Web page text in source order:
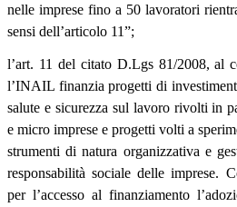
nelle imprese fino a 50 lavoratori
sensi dell’articolo 11”;
l’art. 11 del citato D.Lgs 81/2008, al
l’INAIL finanzia progetti di
salute e sicurezza sul lavoro rivolti in
e micro imprese e progetti volti a
strumenti di natura organizzativa e
responsabilità sociale delle imprese.
per l’accesso al finanziamento